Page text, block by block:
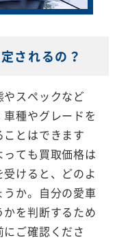
されるの？
スペックなど
種やグレードを
とはできます
ても買取価格は
けると、どのよ
か。自分の愛車
を判断するため
ご確認くださ